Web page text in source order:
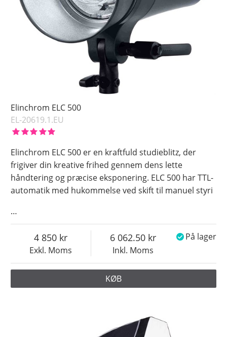
Elinchrom ELC 500
EL-20619.1.EU
Elinchrom ELC 500 er en kraftfuld studieblitz, der
frigiver din kreative frihed gennem dens lette
håndtering og præcise eksponering. ELC 500 har TTL-
automatik med hukommelse ved skift til manuel styri
…
Exkl. Moms
4 850
Inkl. Moms
6 062.50 På lager
KØB